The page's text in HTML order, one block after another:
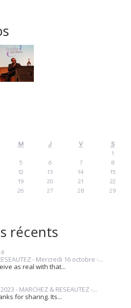
M J V
S
1
5 6 7
8
12 13 14
15
19 20 21
22
26 27 28
29
récents
- Mercredi 16 octobre -...
as real with that...
- MARCHEZ & RESEAUTEZ -...
for sharing. Its...